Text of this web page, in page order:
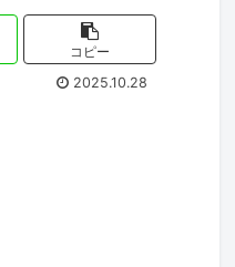
コピー
2025.10.28